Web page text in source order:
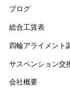
ブログ
総合工賃表
四輪アライメント
サスペンション交
会社概要